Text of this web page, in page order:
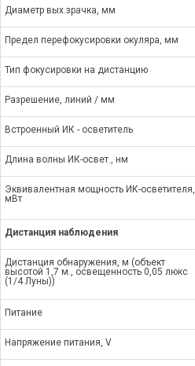
Диаметр вых.зрачка, мм
Предел перефокусировки окуляра, мм
Тип фокусировки на дистанцию
Разрешение, линий / мм
Встроенный ИК - осветитель
Длина волны ИК-освет., нм
Эквивалентная мощность ИК-осветителя,
мВт
Дистанция наблюдения
Дистанция обнаружения, м (объект
высотой 1,7 м., освещенность 0,05 люкс
(1/4 Луны))
Питание
Напряжение питания, V